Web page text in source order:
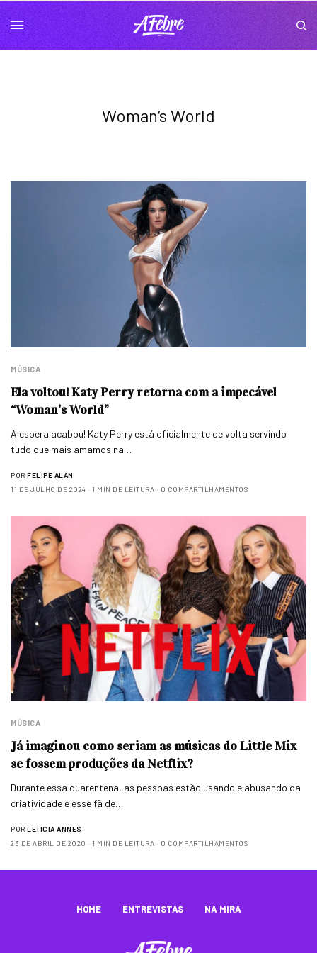
Woman’s World
MÚSICA
Ela voltou! Katy Perry retorna com a impecável
“Woman’s World”
A espera acabou! Katy Perry está oficialmente de volta servindo
tudo que mais amamos na…
POR FELIPE ALAN
11 DE JULHO DE 2024
1 MIN DE LEITURA 0 COMPARTILHAMENTOS
MÚSICA
Já imaginou como seriam as músicas do Little Mix
se fossem produções da Netflix?
Durante essa quarentena, as pessoas estão usando e abusando da
criatividade e esse fã de…
POR LETICIA ANNES
23 DE ABRIL DE 2020
1 MIN DE LEITURA 0 COMPARTILHAMENTOS
HOME ENTREVISTAS NA MIRA